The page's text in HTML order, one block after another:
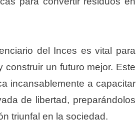
del Inces es vital para
construir un futuro mejor. Este
incansablemente a capacitar
de libertad, preparándolos
triunfal en la sociedad.